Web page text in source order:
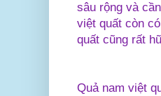
sâu rộng và
việt quất còn
quất cũng rất
Quả nam việt